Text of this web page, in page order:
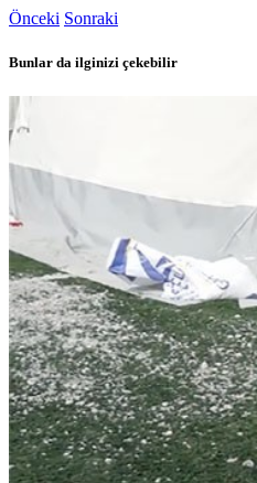
Önceki Sonraki
Bunlar da ilginizi çekebilir